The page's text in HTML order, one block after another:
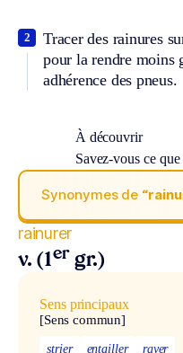
Tracer des rainures
pour la rendre moins
adhérence des pneus.
2
À découvrir
Savez-vous ce
Synonymes de
rainurer
v. (1er gr.)
Sens principaux
[Sens commun]
strier entailler rayer